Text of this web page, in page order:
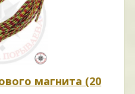
магнита (20